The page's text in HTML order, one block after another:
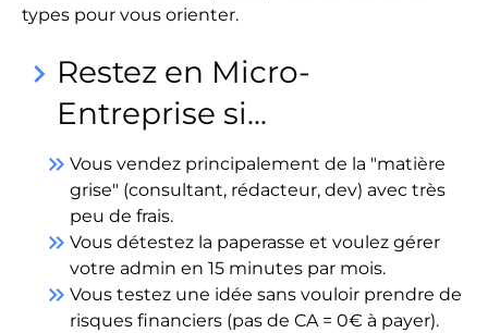
types pour vous orienter.
keyboard_arrow_right Restez en Micro-
Entreprise si...
keyboard_double_arrow_right Vous vendez principalement de la "matière
grise" (consultant, rédacteur, dev) avec très
peu de frais.
keyboard_double_arrow_right Vous détestez la paperasse et voulez gérer
votre admin en 15 minutes par mois.
keyboard_double_arrow_right Vous testez une idée sans vouloir prendre de
risques financiers (pas de CA = 0€ à payer).